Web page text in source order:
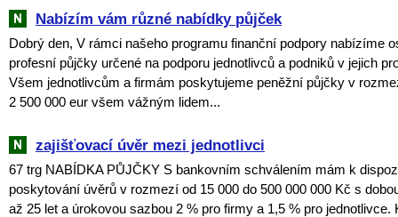
Nabízím vám různé nabídky půjček
Dobrý den, V rámci našeho programu finanční podpory nabízíme
profesní půjčky určené na podporu jednotlivců a podniků v jejich
Všem jednotlivcům a firmám poskytujeme peněžní půjčky v
2 500 000 eur všem vážným lidem...
zajišťovací úvěr mezi jednotlivci
67 trg NABÍDKA PŮJČKY S bankovním schválením mám k
poskytování úvěrů v rozmezí od 15 000 do 500 000 000 Kč s
až 25 let a úrokovou sazbou 2 % pro firmy a 1,5 % pro jednotlivce.